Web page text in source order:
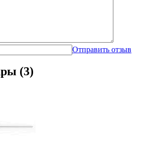
Отправить отзыв
(3)